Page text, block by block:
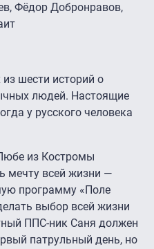
Фёдор Добронравов,
шести историй о
людей. Настоящие
у русского человека
из Костромы
мечту всей жизни —
программу «Поле
выбор всей жизни
ППС-ник Саня должен
патрульный день, но